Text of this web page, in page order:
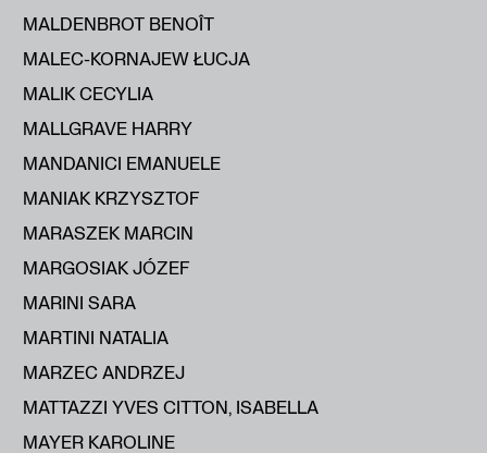
MALDENBROT BENOÎT
MALEC-KORNAJEW ŁUCJA
MALIK CECYLIA
MALLGRAVE HARRY
MANDANICI EMANUELE
MANIAK KRZYSZTOF
MARASZEK MARCIN
MARGOSIAK JÓZEF
MARINI SARA
MARTINI NATALIA
MARZEC ANDRZEJ
MATTAZZI YVES CITTON, ISABELLA
MAYER KAROLINE